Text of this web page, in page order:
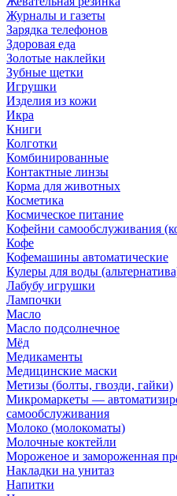
Журналы и газеты
Зарядка телефонов
Здоровая еда
Золотые наклейки
Зубные щетки
Игрушки
Изделия из кожи
Икра
Книги
Колготки
Комбинированные
Контактные линзы
Корма для животных
Косметика
Космическое питание
Кофейни самообслуживания
Кофе
Кофемашины автоматические
Кулеры для воды
Лабубу игрушки
Лампочки
Масло
Масло подсолнечное
Мёд
Медикаменты
Медицинские маски
Метизы (болты, гвозди, гайки)
Микромаркеты —
самообслуживания
Молоко (молокоматы)
Молочные коктейли
Мороженое и замороженная
Накладки на унитаз
Напитки